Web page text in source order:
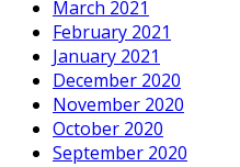
March 2021
February 2021
January 2021
December 2020
November 2020
October 2020
September 2020